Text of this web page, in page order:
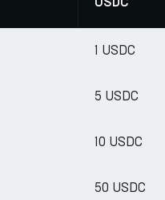
1 USDC
5 USDC
10 USDC
50 USDC